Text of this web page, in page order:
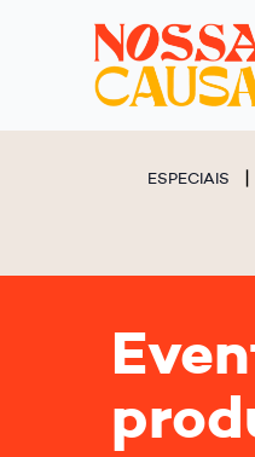
ESPECIAIS